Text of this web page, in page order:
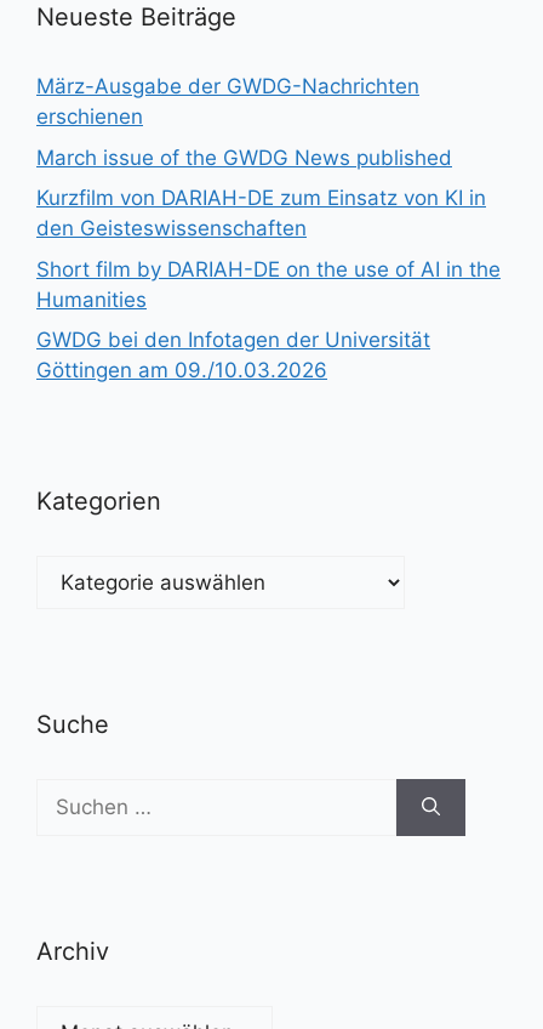
Neueste Beiträge
März-Ausgabe der GWDG-Nachrichten
erschienen
March issue of the GWDG News published
Kurzfilm von DARIAH-DE zum Einsatz von KI in
den Geisteswissenschaften
Short film by DARIAH-DE on the use of AI in the
Humanities
GWDG bei den Infotagen der Universität
Göttingen am 09./10.03.2026
Kategorien
Kategorien
Suche
Suchen
nach:
Archiv
Archiv